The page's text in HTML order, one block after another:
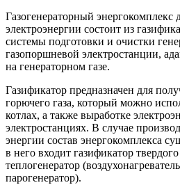
Газогенераторный энергокомплекс
электроэнергии состоит из
системы подготовки и очистки
газопоршневой электростанции,
на генераторном газе.
Газификатор предназначен для
горючего газа, который можно
котлах, а также выработке
электростанциях. В случае
энергии состав энергокомплекса
в него входит газификатор
теплогенератор
парогенератор).